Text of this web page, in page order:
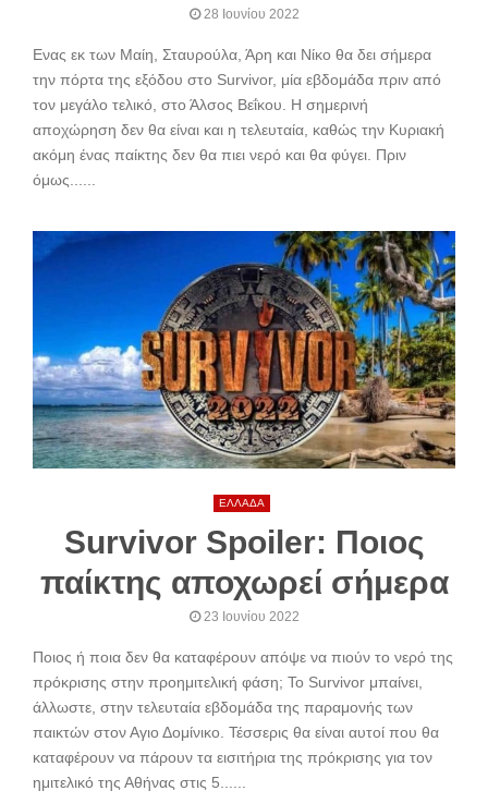
28 Ιουνίου 2022
Ενας εκ των Μαίη, Σταυρούλα, Άρη και Νίκο θα δει σήμερα
την πόρτα της εξόδου στο Survivor, μία εβδομάδα πριν από
τον μεγάλο τελικό, στο Άλσος Βεΐκου. Η σημερινή
αποχώρηση δεν θα είναι και η τελευταία, καθώς την Κυριακή
ακόμη ένας παίκτης δεν θα πιει νερό και θα φύγει. Πριν
όμως......
ΕΛΛΑΔΑ
Survivor Spoiler: Ποιος
παίκτης αποχωρεί σήμερα
23 Ιουνίου 2022
Ποιος ή ποια δεν θα καταφέρουν απόψε να πιούν το νερό της
πρόκρισης στην προημιτελική φάση; To Survivor μπαίνει,
άλλωστε, στην τελευταία εβδομάδα της παραμονής των
παικτών στον Αγιο Δομίνικο. Τέσσερις θα είναι αυτοί που θα
καταφέρουν να πάρουν τα εισιτήρια της πρόκρισης για τον
ημιτελικό της Αθήνας στις 5......